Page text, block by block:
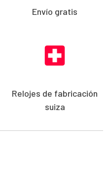
Envío gratis
Relojes de fabricación
suiza